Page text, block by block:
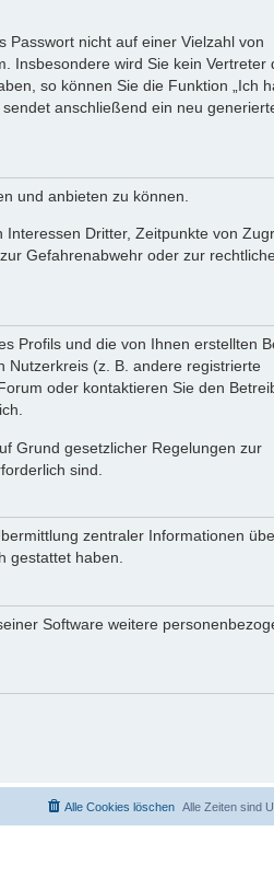
Passwort nicht auf einer Vielzahl von
Insbesondere wird Sie kein Vertreter
so können Sie die Funktion „Ich
anschließend ein neu
und anbieten zu können.
Dritter, Zeitpunkte von
Gefahrenabwehr oder zur
Profils und die von Ihnen erstellten
Nutzerkreis (z. B. andere registrierte
oder kontaktieren Sie den
Grund gesetzlicher Regelungen zur
sind.
zentraler Informationen
gestattet haben.
Software weitere
Alle Zeiten sind
Alle Cookies löschen